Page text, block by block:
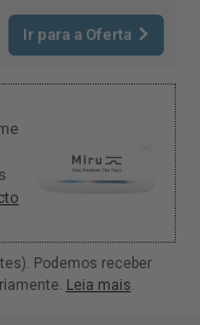
Ir para a Oferta
Podemos receber
Leia mais.